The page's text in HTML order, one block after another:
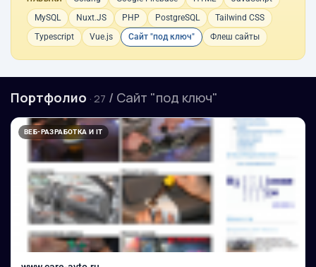
MySQL
Nuxt.JS PHP PostgreSQL
Tailwind CSS
Typescript
Vue.js Сайт "под ключ" Флеш сайты
Портфолио · 27 / Сайт "под ключ"
ВЕБ-РАЗРАБОТКА И IT